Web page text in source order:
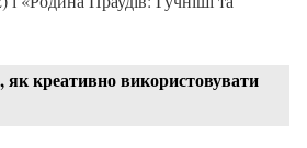
як креативно використовувати